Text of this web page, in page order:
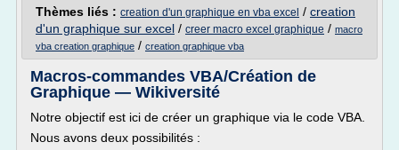
Thèmes liés : creation d'un graphique en vba excel / creation
d'un graphique sur excel / creer macro excel graphique / macro
vba creation graphique / creation graphique vba
Macros-commandes VBA/Création de
Graphique — Wikiversité
Notre objectif est ici de créer un graphique via le code VBA.
Nous avons deux possibilités :